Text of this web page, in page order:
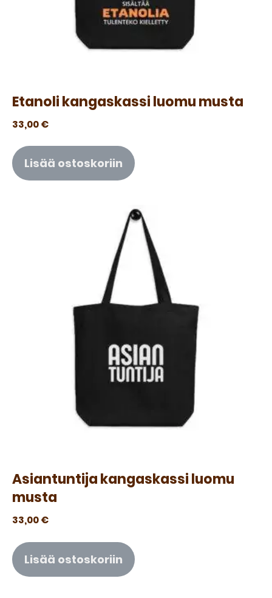
Etanoli kangaskassi luomu musta
33,00€
Lisää ostoskoriin
Asiantuntija kangaskassi luomu
musta
33,00€
Lisää ostoskoriin